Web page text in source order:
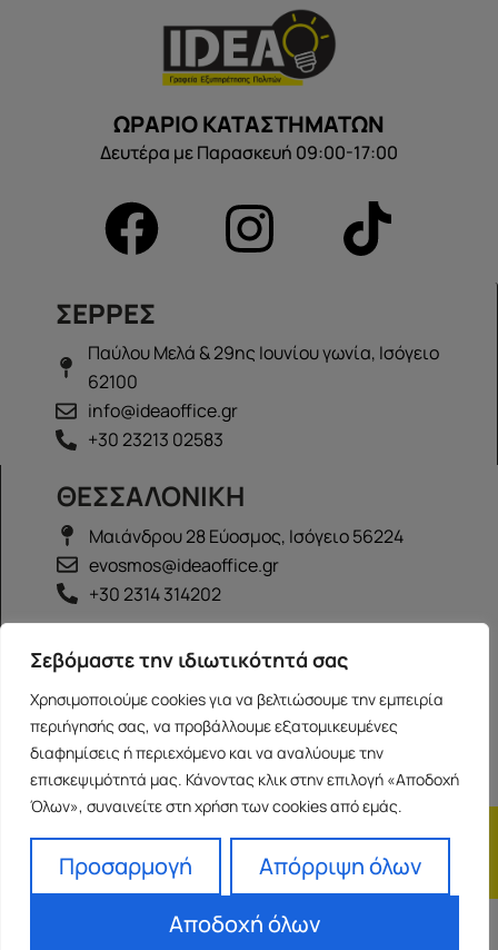
Σεβόμαστε την ιδιωτικότητά σας
Χρησιμοποιούμε cookies για να βελτιώσουμε την εμπειρία
περιήγησής σας, να προβάλλουμε εξατομικευμένες
διαφημίσεις ή περιεχόμενο και να αναλύουμε την
επισκεψιμότητά μας. Κάνοντας κλικ στην επιλογή «Αποδοχή
Όλων», συναινείτε στη χρήση των cookies από εμάς.
Προσαρμογή
Απόρριψη όλων
Αποδοχή όλων
ΩΡΑΡΙΟ ΚΑΤΑΣΤΗΜΑΤΩΝ
Δευτέρα με Παρασκευή 09:00-17:00
ΣΕΡΡΕΣ
Παύλου Μελά & 29ης Ιουνίου γωνία, Ισόγειο
62100
info@ideaoffice.gr
+30 23213 02583
ΘΕΣΣΑΛΟΝΙΚΗ
Μαιάνδρου 28 Εύοσμος, Ισόγειο 56224
evosmos@ideaoffice.gr
+30 2314 314202
ΙΩΑΝΝΙΝΑ
Γεώργιου Καραϊσκάκη 38, Ισόγειο 45444
ioannina@ideaoffice.gr
+30 26516 08616
Franchise
Όροι Χρήσης
Powered by